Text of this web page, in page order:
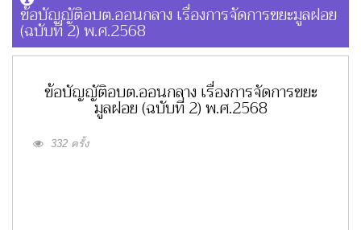
ข้อบัญญัติอบต.ออนกลาง เรื่องการจัดการขยะมูลฝอย
(ฉบับที่ 2) พ.ศ.2568
ข้อบัญญัติอบต.ออนกลาง เรื่องการจัดการขยะ
มูลฝอย (ฉบับที่ 2) พ.ศ.2568
332 ครั้ง